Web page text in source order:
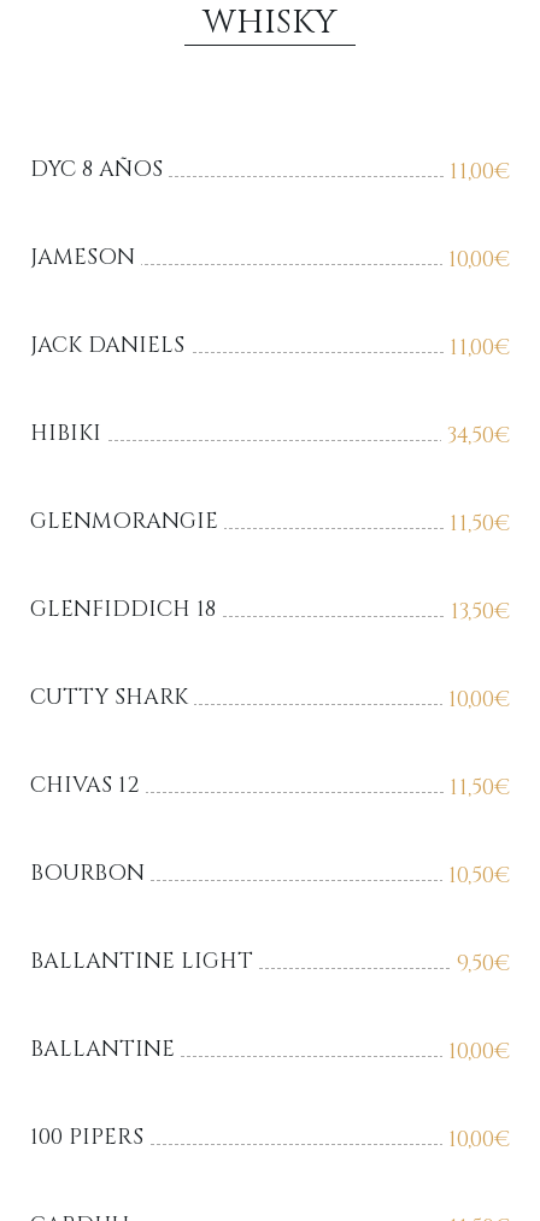
WHISKY
11,00€
DYC 8 AÑOS
10,00€
JAMESON
11,00€
JACK DANIELS
34,50€
HIBIKI
11,50€
GLENMORANGIE
13,50€
GLENFIDDICH 18
10,00€
CUTTY SHARK
11,50€
CHIVAS 12
10,50€
BOURBON
9,50€
BALLANTINE LIGHT
10,00€
BALLANTINE
10,00€
100 PIPERS